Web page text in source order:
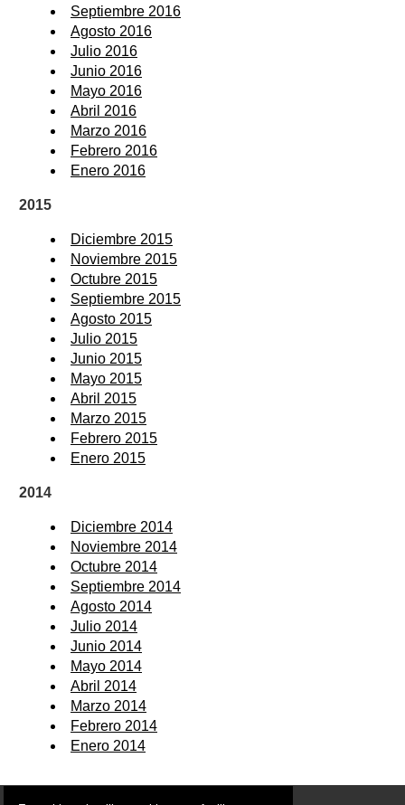
Septiembre 2016
Agosto 2016
Julio 2016
Junio 2016
Mayo 2016
Abril 2016
Marzo 2016
Febrero 2016
Enero 2016
2015
Diciembre 2015
Noviembre 2015
Octubre 2015
Septiembre 2015
Agosto 2015
Julio 2015
Junio 2015
Mayo 2015
Abril 2015
Marzo 2015
Febrero 2015
Enero 2015
2014
Diciembre 2014
Noviembre 2014
Octubre 2014
Septiembre 2014
Agosto 2014
Julio 2014
Junio 2014
Mayo 2014
Abril 2014
Marzo 2014
Febrero 2014
Enero 2014